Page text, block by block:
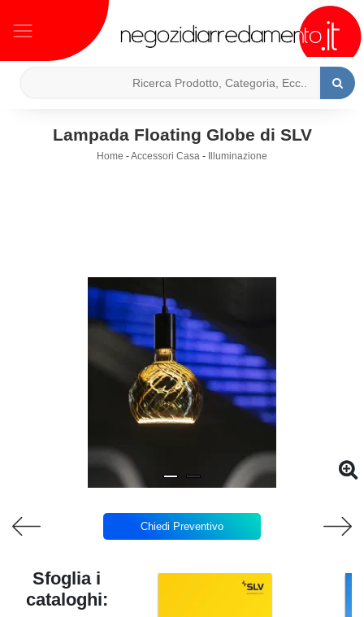
Lampada Floating Globe di SLV
Home -Accessori Casa - Illuminazione
Chiedi Preventivo
Sfoglia i
cataloghi: